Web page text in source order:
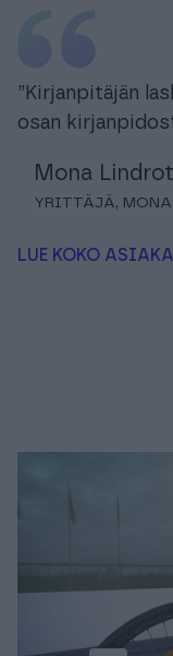
”Kirjanpitäjän
osan
Mona
YRITTÄJÄ, MONA
LUE KOKO